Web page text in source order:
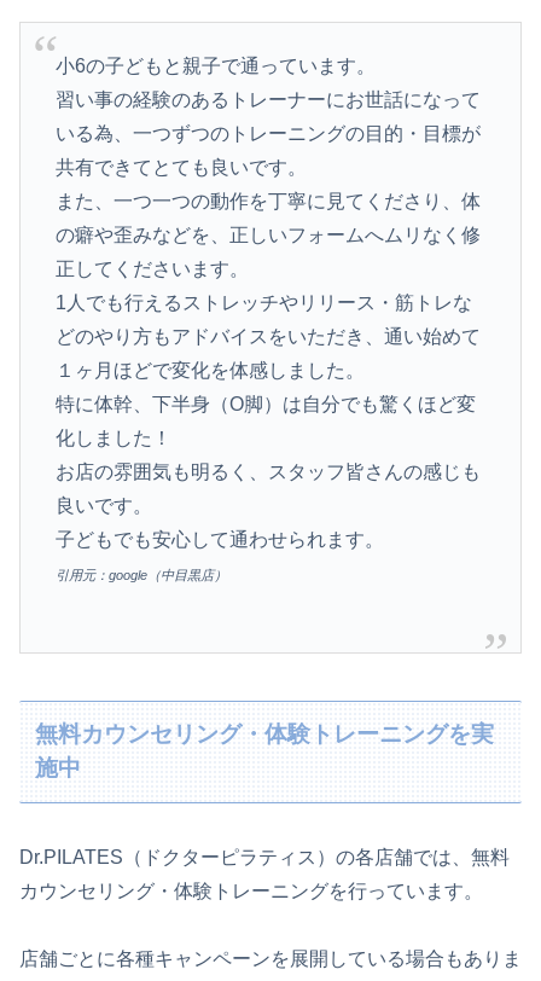
小6の子どもと親子で通っています。
習い事の経験のあるトレーナーにお世話になって
いる為、一つずつのトレーニングの目的・目標が
共有できてとても良いです。
また、一つ一つの動作を丁寧に見てくださり、体
の癖や歪みなどを、正しいフォームへムリなく修
正してくださいます。
1人でも行えるストレッチやリリース・筋トレな
どのやり方もアドバイスをいただき、通い始めて
１ヶ月ほどで変化を体感しました。
特に体幹、下半身（O脚）は自分でも驚くほど変
化しました！
お店の雰囲気も明るく、スタッフ皆さんの感じも
良いです。
子どもでも安心して通わせられます。
引用元：google（中目黒店）
無料カウンセリング・体験トレーニングを実
施中
Dr.PILATES（ドクターピラティス）の各店舗では、無料
カウンセリング・体験トレーニングを行っています。
店舗ごとに各種キャンペーンを展開している場合もありま